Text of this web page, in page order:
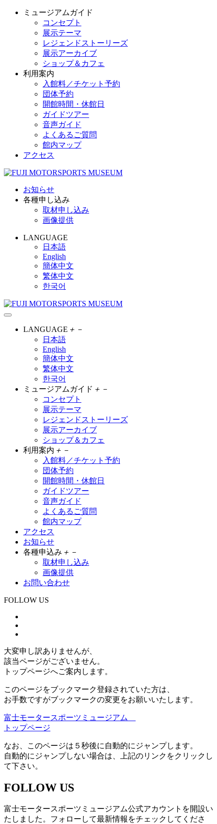
ミュージアムガイド
コンセプト
展示テーマ
レジェンドストーリーズ
展示アーカイブ
ショップ＆カフェ
利用案内
入館料／チケット予約
団体予約
開館時間・休館日
ガイドツアー
音声ガイド
よくあるご質問
館内マップ
アクセス
お知らせ
各種申し込み
取材申し込み
画像提供
LANGUAGE
日本語
English
簡体中文
繁体中文
한국어
LANGUAGE ＋ －
日本語
English
簡体中文
繁体中文
한국어
ミュージアムガイド ＋ －
コンセプト
展示テーマ
レジェンドストーリーズ
展示アーカイブ
ショップ＆カフェ
利用案内 ＋ －
入館料／チケット予約
団体予約
開館時間・休館日
ガイドツアー
音声ガイド
よくあるご質問
館内マップ
アクセス
お知らせ
各種申込み ＋ －
取材申し込み
画像提供
お問い合わせ
FOLLOW US
大変申し訳ありませんが、
該当ページがございません。
トップページへご案内します。
このページをブックマーク登録されていた方は、
お手数ですがブックマークの変更をお願いいたします。
富士モータースポーツミュージアム
トップページ
なお、このページは５秒後に自動的にジャンプします。
自動的にジャンプしない場合は、上記のリンクをクリックし
て下さい。
FOLLOW US
富士モータースポーツミュージアム公式アカウントを開設い
たしました。フォローして最新情報をチェックしてくださ